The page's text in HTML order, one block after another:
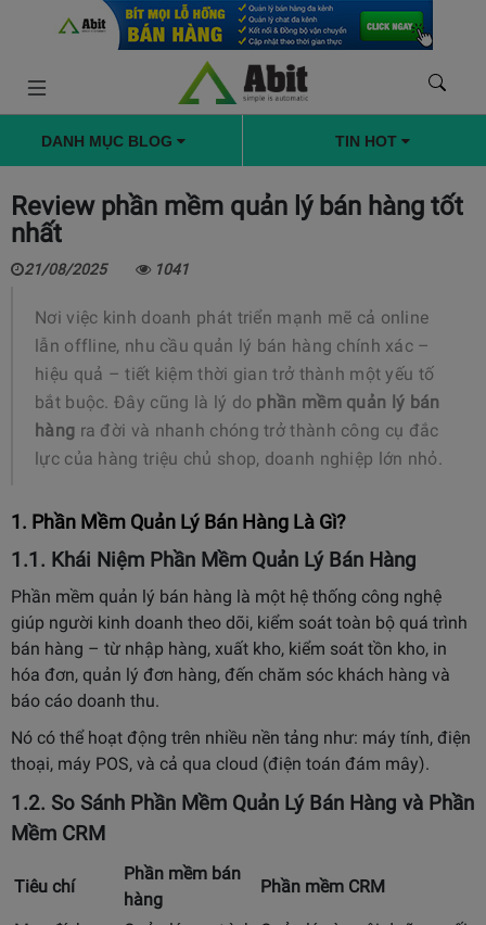
DANH MỤC BLOG TIN HOT
Review phần mềm quản lý bán hàng tốt
nhất
21/08/2025 1041
Nơi việc kinh doanh phát triển mạnh mẽ cả online
lẫn offline, nhu cầu quản lý bán hàng chính xác –
hiệu quả – tiết kiệm thời gian trở thành một yếu tố
bắt buộc. Đây cũng là lý do phần mềm quản lý bán
hàng ra đời và nhanh chóng trở thành công cụ đắc
lực của hàng triệu chủ shop, doanh nghiệp lớn nhỏ.
1. Phần Mềm Quản Lý Bán Hàng Là Gì?
1.1. Khái Niệm Phần Mềm Quản Lý Bán Hàng
Phần mềm quản lý bán hàng là một hệ thống công nghệ
giúp người kinh doanh theo dõi, kiểm soát toàn bộ quá trình
bán hàng – từ nhập hàng, xuất kho, kiểm soát tồn kho, in
hóa đơn, quản lý đơn hàng, đến chăm sóc khách hàng và
báo cáo doanh thu.
Nó có thể hoạt động trên nhiều nền tảng như: máy tính, điện
thoại, máy POS, và cả qua cloud (điện toán đám mây).
1.2. So Sánh Phần Mềm Quản Lý Bán Hàng và Phần
Mềm CRM
Tiêu chí
Phần mềm bán
hàng
Phần mềm CRM